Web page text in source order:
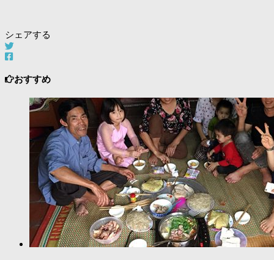
シェアする
おすすめ